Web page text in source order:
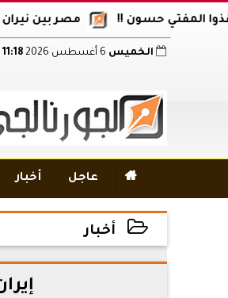
مصر بين نيران حسون !!
الخميس 11:18 مـ
 عاجل أخبار
أخبار
2026-05-10 21:44:18